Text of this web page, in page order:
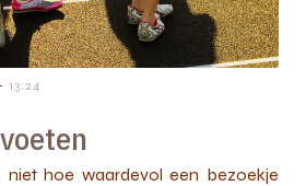
13:24
niet hoe waardevol een bezoekje